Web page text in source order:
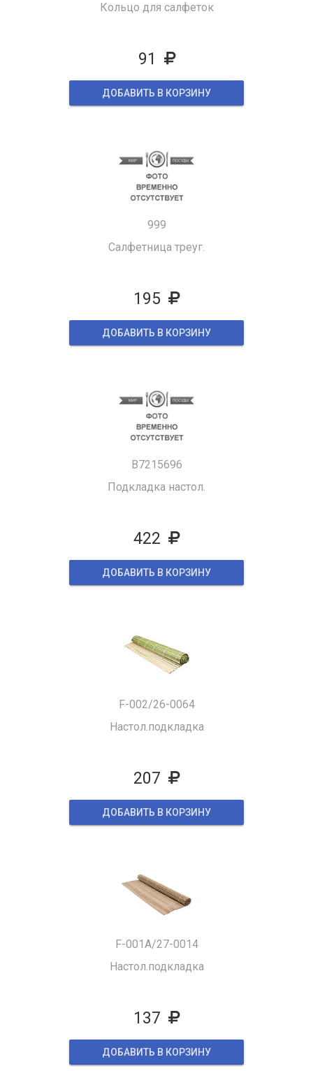
Кольцо для салфеток
91
ДОБАВИТЬ В КОРЗИНУ
999
Салфетница треуг.
195
ДОБАВИТЬ В КОРЗИНУ
B7215696
Подкладка настол.
422
ДОБАВИТЬ В КОРЗИНУ
F-002/26-0064
Настол.подкладка
207
ДОБАВИТЬ В КОРЗИНУ
F-001A/27-0014
Настол.подкладка
137
ДОБАВИТЬ В КОРЗИНУ